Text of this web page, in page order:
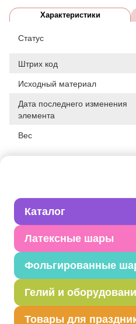
Каталог
Латексные шары
Фольгированные
Гелий и
Товары для
Характеристики
Статус
Штрих код
Исходный материал
Дата последнего изменения
элемента
Вес
Уникальный цифровой
продолжительное время без
преимущества:
надувает латексные шары
числе 5" металлик и ШДМ
высоким давлением
компрессоров,
управления на экране
подачи воздуха в секундах
имеется счетчик циклов.
высококачественном
насадки для ШДМ и
Номинальное напряжение: